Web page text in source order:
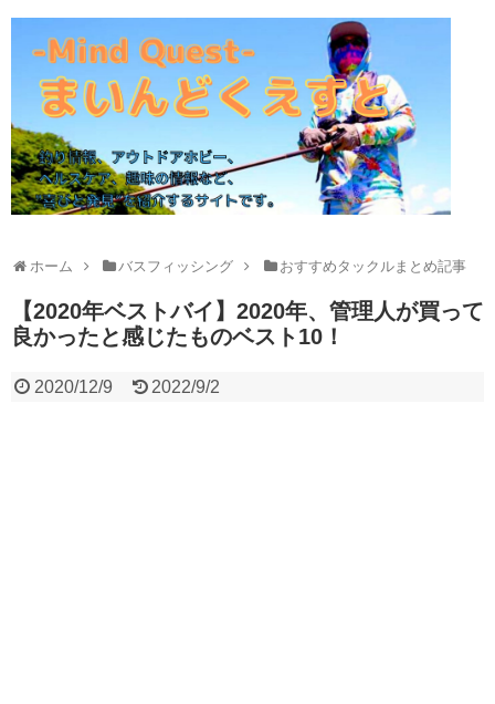
ホーム バスフィッシング おすすめタックルまとめ記事
【2020年ベストバイ】2020年、管理人が買って
良かったと感じたものベスト10！
2020/12/9 2022/9/2